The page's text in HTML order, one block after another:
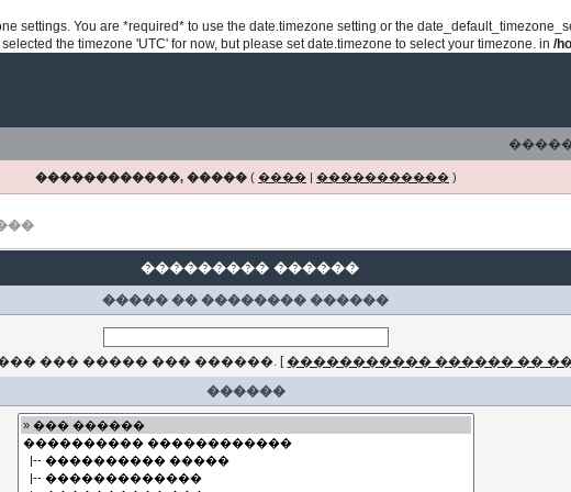
settings. You are *required* to use the date.timezone setting or the
the timezone 'UTC' for now, but please set date.timezone to select your timezone. in /
������������, ����� ( ���� | ����������� )
��������� ������
����� �� �������� ������
��� ����� ��� ������. [����������� ������ ��
������